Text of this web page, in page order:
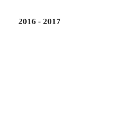
2016 - 2017